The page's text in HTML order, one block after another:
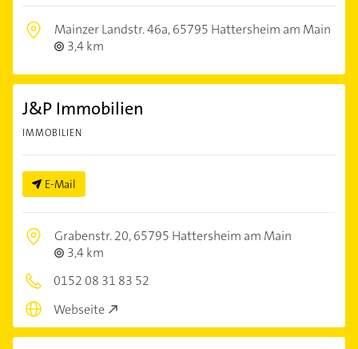
Mainzer Landstr. 46a,65795 Hattersheim am Main
3,4 km
J&P Immobilien
IMMOBILIEN
E-Mail
Grabenstr. 20,65795 Hattersheim am Main
3,4 km
0152 08 31 83 52
Webseite